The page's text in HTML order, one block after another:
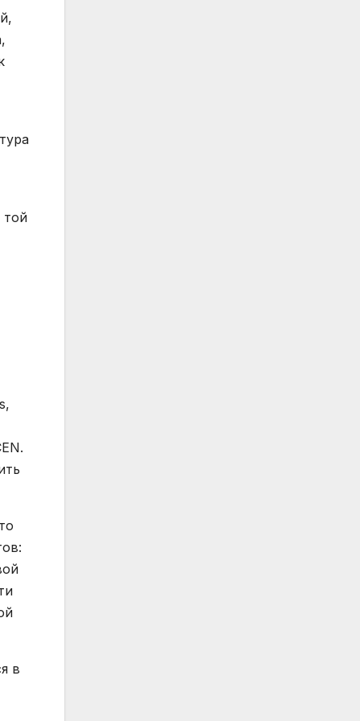
той
в